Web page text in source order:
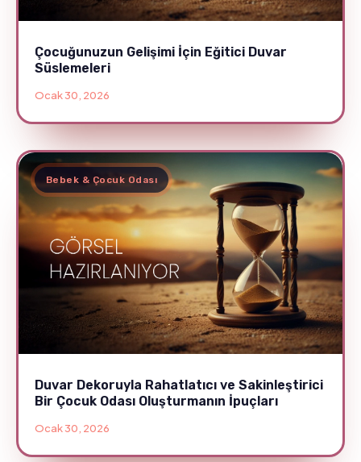
Çocuğunuzun Gelişimi İçin Eğitici Duvar
Süslemeleri
Ocak 30, 2026
Bebek & Çocuk Odası
Duvar Dekoruyla Rahatlatıcı ve Sakinleştirici
Bir Çocuk Odası Oluşturmanın İpuçları
Ocak 30, 2026